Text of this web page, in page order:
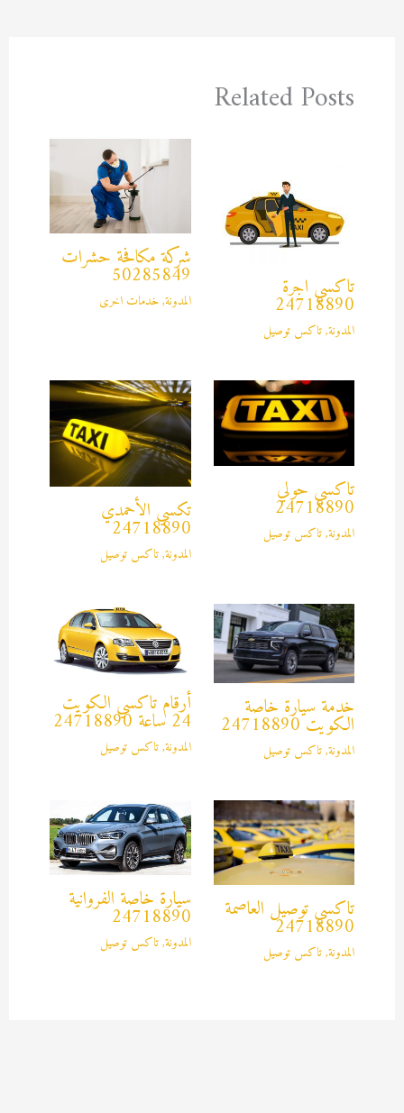
Related Posts
تاكسي اجرة
24718890
المدونة,تاكس توصيل
شركة مكافحة حشرات
50285849
المدونة,خدمات اخرى
تاكسي حولي
24718890
المدونة,تاكس توصيل
تكسي الأحمدي
24718890
المدونة,تاكس توصيل
خدمة سيارة خاصة
الكويت 24718890
المدونة,تاكس توصيل
أرقام تاكسي الكويت
24 ساعة 24718890
المدونة,تاكس توصيل
تاكسي توصيل العاصمة
24718890
المدونة,تاكس توصيل
سيارة خاصة الفروانية
24718890
المدونة,تاكس توصيل